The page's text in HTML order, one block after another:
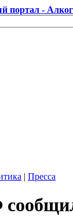
портал -
| Пресса